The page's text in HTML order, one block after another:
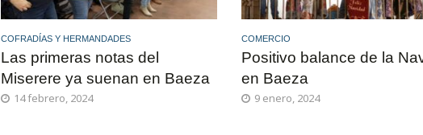
COFRADÍAS Y HERMANDADES
Las primeras notas del
Miserere ya suenan en Baeza
14 febrero, 2024
COMERCIO
Positivo balance de la
en Baeza
9 enero, 2024